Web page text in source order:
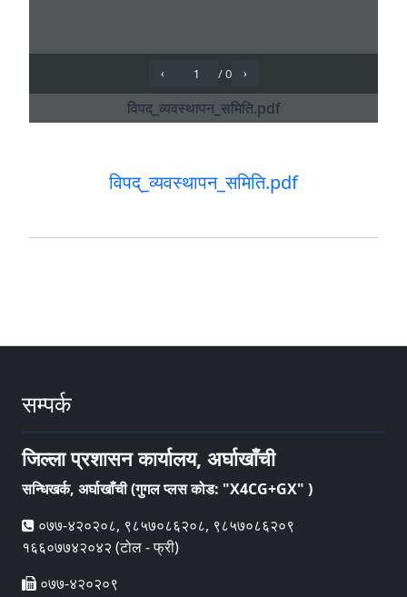
विपद्_व्यवस्थापन_समिति.pdf
सम्पर्क
जिल्ला प्रशासन कार्यालय, अर्घाखाँची
सन्धिखर्क, अर्घाखाँची (गुगल प्लस कोड: "X4CG+GX" )
०७७-४२०२०८, ९८५७०८६२०८, ९८५७०८६२०९
१६६०७७४२०४२ (टोल - फ्री)
०७७-४२०२०९